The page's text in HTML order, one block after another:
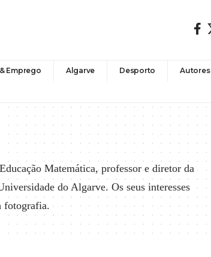
Emprego Algarve Desporto Autores
Matemática, professor e diretor da
do Algarve. Os seus interesses
fotografia.